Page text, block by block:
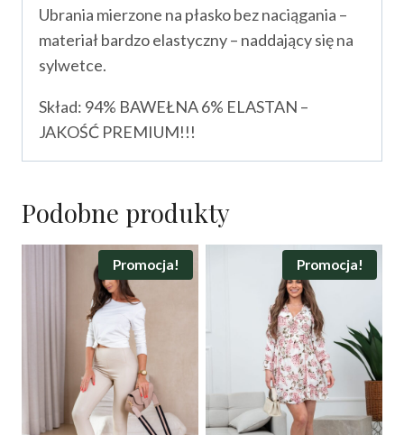
Ubrania mierzone na płasko bez naciągania –
materiał bardzo elastyczny – naddający się na
sylwetce.
Skład: 94% BAWEŁNA 6% ELASTAN –
JAKOŚĆ PREMIUM!!!
Podobne produkty
Promocja! Promocja!